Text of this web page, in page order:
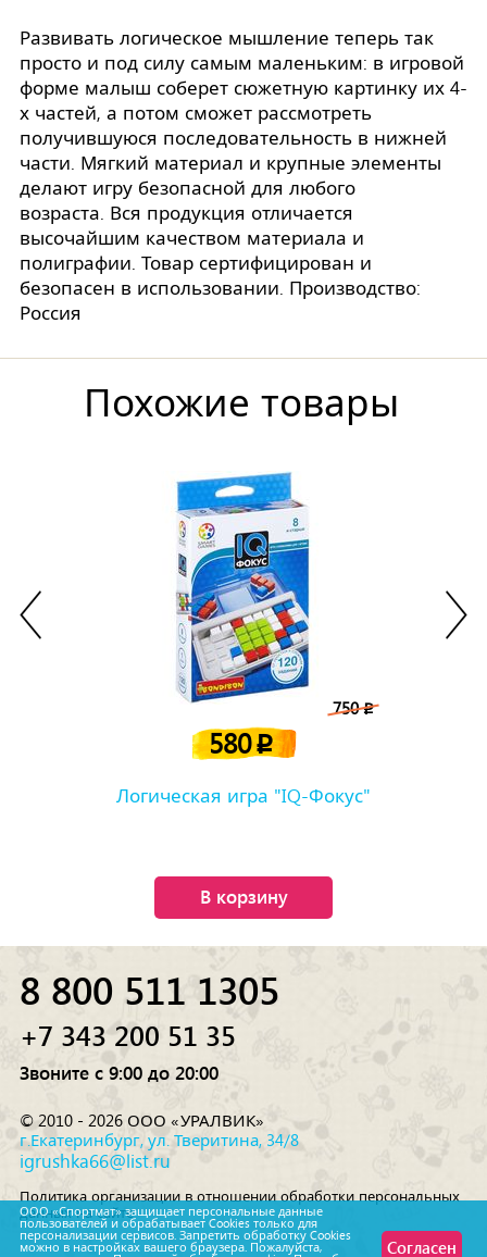
Развивать логическое мышление теперь так
просто и под силу самым маленьким: в игровой
форме малыш соберет сюжетную картинку их 4-
х частей, а потом сможет рассмотреть
получившуюся последовательность в нижней
части. Мягкий материал и крупные элементы
делают игру безопасной для любого
возраста. Вся продукция отличается
высочайшим качеством материала и
полиграфии. Товар сертифицирован и
безопасен в использовании. Производство:
Россия
Похожие товары
750p
580p
Логическая игра "IQ-Фокус"
В корзину
8 800 511 1305
+7 343 200 51 35
Звоните с 9:00 до 20:00
© 2010 - 2026 ООО «УРАЛВИК»
г.Екатеринбург, ул. Тверитина, 34/8
igrushka66@list.ru
Политика организации в отношении обработки персональных
данных на сайте
ООО «Спортмат» защищает персональные данные
пользователей и обрабатывает Cookies только для
персонализации сервисов. Запретить обработку Cookies
можно в настройках вашего браузера. Пожалуйста,
Согласен